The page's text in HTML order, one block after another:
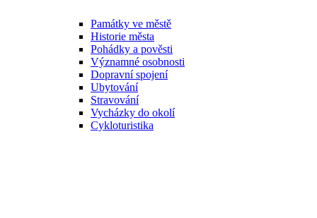
Památky ve městě
Historie města
Pohádky a pověsti
Významné osobnosti
Dopravní spojení
Ubytování
Stravování
Vycházky do okolí
Cykloturistika